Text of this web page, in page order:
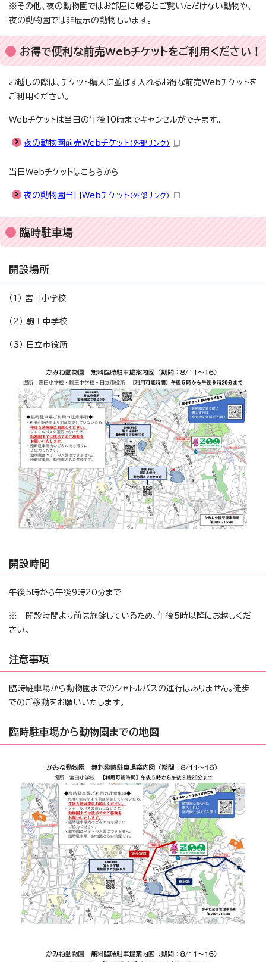
※その他、夜の動物園ではお部屋に帰るとご覧いただけない動物や、
夜の動物園では非展示の動物もいます。
お得で便利な前売Webチケットをご利用ください！
お越しの際は、チケット購入に並ばす入れるお得な前売Webチケットを
ご利用ください。
Webチケットは当日の午後10時までキャンセルができます。
夜の動物園前売Webチケット（外部リンク）
当日Webチケットはこちらから
夜の動物園当日Webチケット（外部リンク）
臨時駐車場
開設場所
（1） 宮田小学校
（2） 駒王中学校
（3） 日立市役所
開設時間
午後5時から午後9時20分まで
※ 開設時間より前は施錠しているため、午後5時以降にお越しくだ
さい。
注意事項
臨時駐車場から動物園までのシャトルバスの運行はありません。徒歩
でのご移動をお願いいたします。
臨時駐車場から動物園までの地図